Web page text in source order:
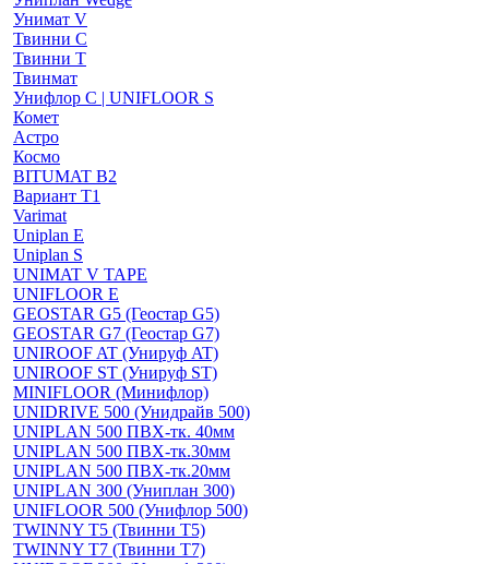
Унимат V
Твинни С
Твинни Т
Твинмат
Унифлор C | UNIFLOOR S
Комет
Астро
Космо
BITUMAT B2
Вариант Т1
Varimat
Uniplan E
Uniplan S
UNIMAT V TAPE
UNIFLOOR E
GEOSTAR G5 (Геостар G5)
GEOSTAR G7 (Геостар G7)
UNIROOF AT (Унируф AT)
UNIROOF ST (Унируф ST)
MINIFLOOR (Минифлор)
UNIDRIVE 500 (Унидрайв 500)
UNIPLAN 500 ПВХ-тк. 40мм
UNIPLAN 500 ПВХ-тк.30мм
UNIPLAN 500 ПВХ-тк.20мм
UNIPLAN 300 (Униплан 300)
UNIFLOOR 500 (Унифлор 500)
TWINNY T5 (Твинни Т5)
TWINNY T7 (Твинни Т7)